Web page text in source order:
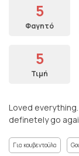
5
Φαγητό
5
Τιμή
Loved
definetely go
Για κουβεντούλα